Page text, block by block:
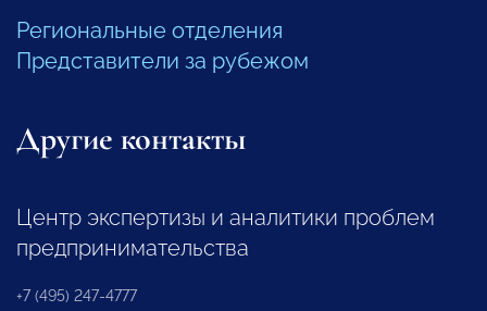
Региональные отделения
Представители за рубежом
Другие контакты
Центр экспертизы и аналитики проблем
предпринимательства
+7 (495) 247-4777